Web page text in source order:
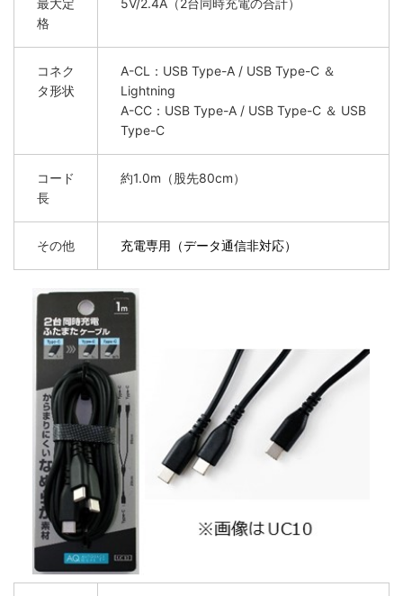
最大定
格
5V/2.4A（2台同時充電の合計）
コネク
タ形状
A-CL：USB Type-A / USB Type-C ＆
Lightning
A-CC：USB Type-A / USB Type-C ＆ USB
Type-C
コード
長
約1.0m（股先80cm）
その他 充電専用（データ通信非対応）